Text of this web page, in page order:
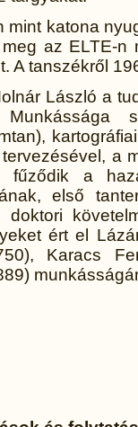
mint katona
az ELTE-n
A tanszékről
László a
Munkássága
a
fűződik a
első
doktori
ért el
Karacs